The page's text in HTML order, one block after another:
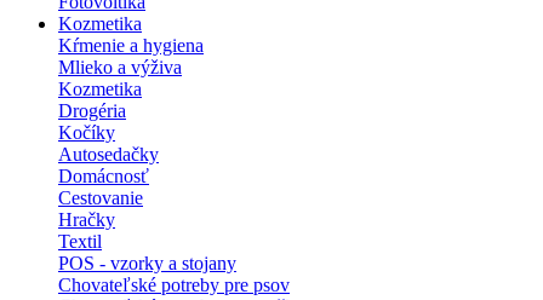
Kozmetika
Kŕmenie a hygiena
Mlieko a výživa
Kozmetika
Drogéria
Kočíky
Autosedačky
Domácnosť
Cestovanie
Hračky
Textil
POS - vzorky a stojany
Chovateľské potreby pre psov